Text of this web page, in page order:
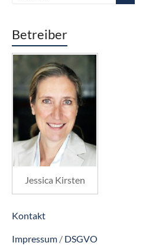
Betreiber
Jessica Kirsten
Kontakt
Impressum/ DSGVO